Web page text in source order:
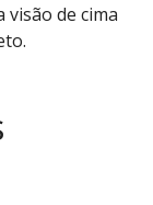
visão de cima